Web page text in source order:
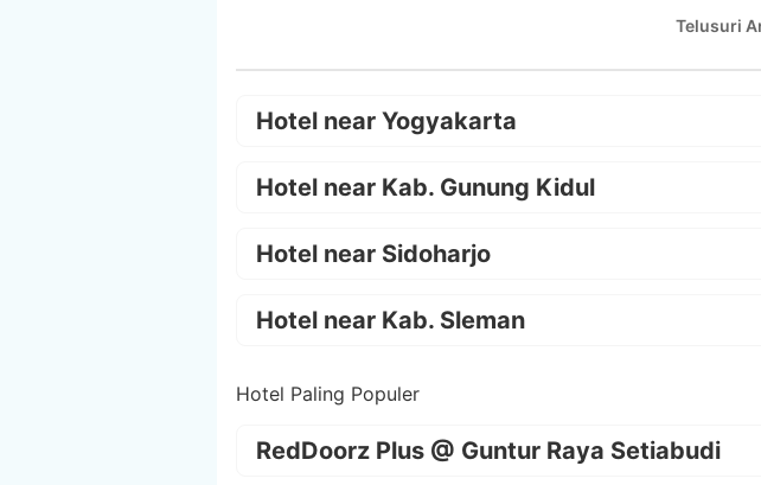
Telusuri
Hotel near Yogyakarta
Hotel near Kab. Gunung Kidul
Hotel near Sidoharjo
Hotel near Kab. Sleman
Hotel Paling Populer
RedDoorz Plus @ Guntur Raya Setiabudi